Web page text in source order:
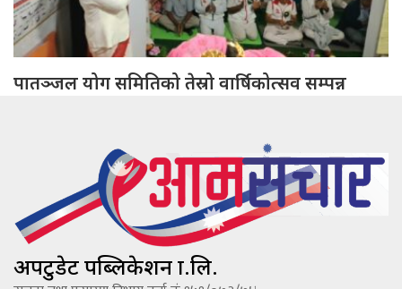
पातञ्जल योग समितिको तेस्रो वार्षिकोत्सव सम्पन्न
अपटुडेट पब्लिकेशन प्रा.लि.